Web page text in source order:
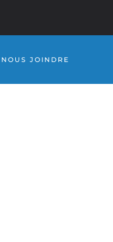
NOUS JOINDRE